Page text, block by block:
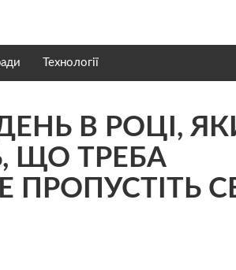
Технології
В РОЦІ,
ЩО ТРЕБА
ПРОПУСТІТЬ